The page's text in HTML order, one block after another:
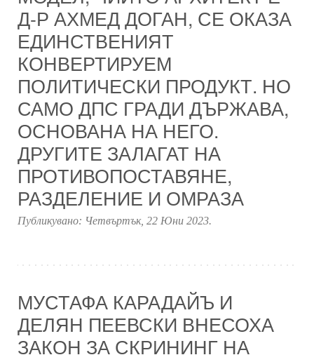
Д-Р АХМЕД ДОГАН, СЕ ОКАЗА
ЕДИНСТВЕНИЯТ
КОНВЕРТИРУЕМ
ПОЛИТИЧЕСКИ ПРОДУКТ. НО
САМО ДПС ГРАДИ ДЪРЖАВА,
ОСНОВАНА НА НЕГО.
ДРУГИТЕ ЗАЛАГАТ НА
ПРОТИВОПОСТАВЯНЕ,
РАЗДЕЛЕНИЕ И ОМРАЗА
Публикувано: Четвъртък, 22 Юни 2023.
МУСТАФА КАРАДАЙЪ И
ДЕЛЯН ПЕЕВСКИ ВНЕСОХА
ЗАКОН ЗА СКРИНИНГ НА